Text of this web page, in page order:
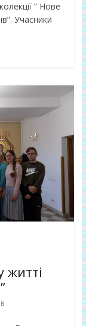
” Нове
Учасники
житті